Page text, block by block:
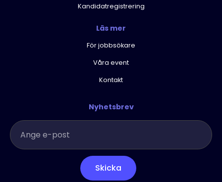
Kandidatregistrering
Läs mer
För jobbsökare
Våra event
Kontakt
Nyhetsbrev
Skicka